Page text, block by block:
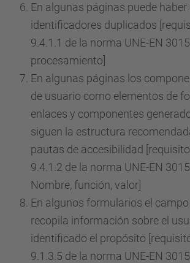
En algunas páginas puede
identificadores duplicados
9.4.1.1 de la norma UNE-EN
procesamiento]
En algunas páginas los
de usuario como elementos de
enlaces y componentes
siguen la estructura
pautas de accesibilidad
9.4.1.2 de la norma UNE-EN
Nombre, función, valor]
En algunos formularios el
recopila información sobre el
identificado el propósito
9.1.3.5 de la norma UNE-EN